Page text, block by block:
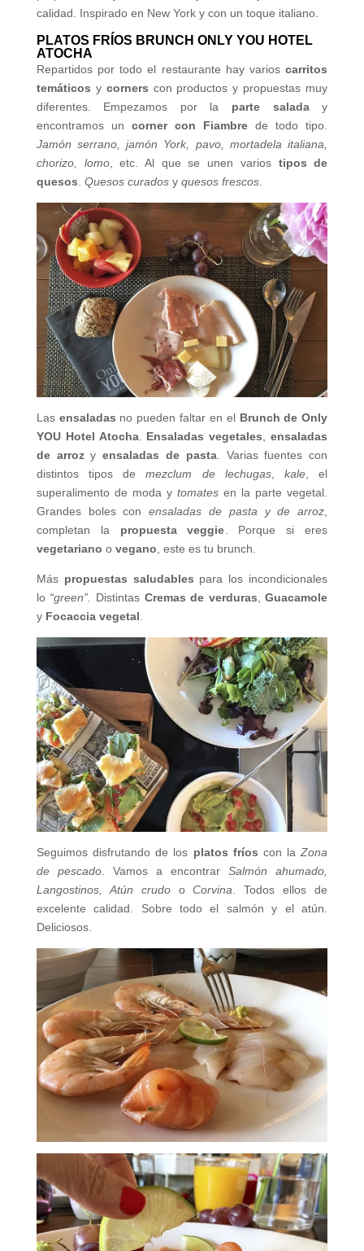
calidad. Inspirado en New York y con un toque italiano.
PLATOS FRÍOS BRUNCH ONLY YOU HOTEL
ATOCHA
Repartidos por todo el restaurante hay varioscarritos
temáticos y corners con productos y propuestas muy
diferentes. Empezamos por la parte saladay
encontramos un corner con Fiambre de todo tipo.
Jamón serrano, jamón York, pavo, mortadela italiana,
chorizo, lomo, etc. Al que se unen varios tipos de
quesos Quesos curadosy quesos frescos.
Las ensaladas no pueden faltar en el Brunch de Only
YOU Hotel Atocha. Ensaladas vegetales ,ensaladas
de arrozyensaladas de pasta. Varias fuentes con
distintos tipos demezclum de lechugas,kale , el
superalimento de moda y tomates en la parte vegetal.
Grandes boles conensaladas de pasta y de arroz
completan la propuesta veggie . Porque si eres
vegetariano o vegano , este es tu brunch.
Más propuestas saludables para los incondicionales
lo “green”. Distintas Cremas de verduras ,Guacamole
y Focaccia vegetal
Seguimos disfrutando de los platos fríos con laZona
de pescado. Vamos a encontrarSalmón ahumado,
Langostinos, Atún crudooCorvina . Todos ellos de
excelente calidad. Sobre todo el salmón y el atún.
Deliciosos.